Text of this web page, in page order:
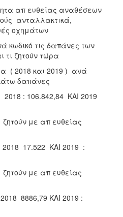
απ ευθείας αναθέσεων
ανταλλακτικά,
οχημάτων
τις δαπάνες των
τι ζητούν τώρα
( 2018 και 2019 ) ανά
δαπάνες
: 106.842,84 ΚΑΙ 2019
με απ ευθείας
17.522 ΚΑΙ 2019 :
με απ ευθείας
8886,79 ΚΑΙ 2019 :